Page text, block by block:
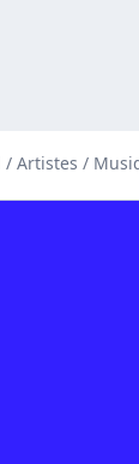
/ Artistes /